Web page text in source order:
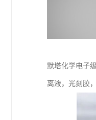
默塔化学电子
离液，光刻胶